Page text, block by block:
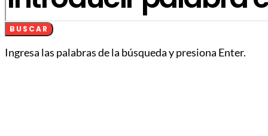
BUSCAR
Ingresa las palabras de la búsqueda y presiona Enter.